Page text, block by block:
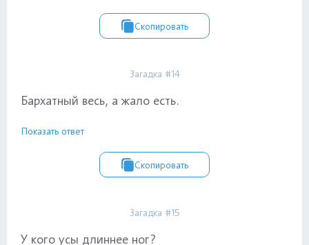
Скопировать
Загадка #14
Бархатный весь, а жало есть.
Показать ответ
Скопировать
Загадка #15
У кого усы длиннее ног?